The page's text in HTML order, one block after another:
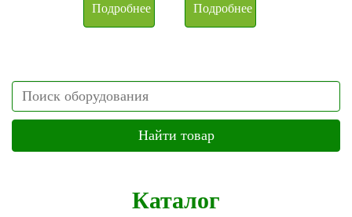
Подробнее Подробнее
Search
Каталог